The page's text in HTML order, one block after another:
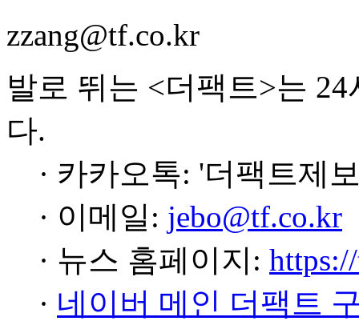
zzang@tf.co.kr
발로 뛰는 <더팩트>는
다.
· 카카오톡: '더팩트제
· 이메일: jebo@tf.co.kr
· 뉴스 홈페이지:
· 네이버 메인 더팩트